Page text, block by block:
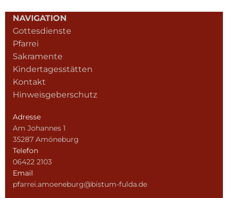
NAVIGATION
Gottesdienste
Pfarrei
Sakramente
Kindertagesstätten
Kontakt
Hinweisgeberschutz
Adresse
Am Johannes 1
35287 Amöneburg
Telefon
06422 2103
Email
pfarrei.amoeneburg@bistum-fulda.de